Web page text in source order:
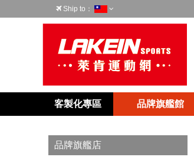
Ship to：
客製化專區 品牌旗艦館
品牌旗艦店